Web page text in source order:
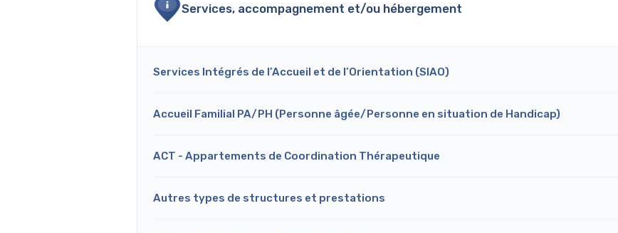
Services, accompagnement et/ou hébergement
Services Intégrés de l’Accueil et de l’Orientation (SIAO)
Accueil Familial PA/PH (Personne âgée/Personne en situation de Handicap)
ACT - Appartements de Coordination Thérapeutique
Autres types de structures et prestations